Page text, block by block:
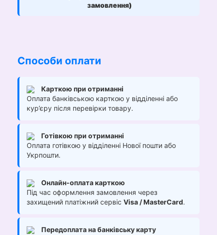
замовлення)
Способи оплати
Карткою при отриманні
Оплата банківською карткою у відділенні або
кур’єру після перевірки товару.
Готівкою при отриманні
Оплата готівкою у відділенні Нової пошти або
Укрпошти.
Онлайн-оплата карткою
Під час оформлення замовлення через
захищений платіжний сервіс Visa / MasterCard.
Передоплата на банківську карту